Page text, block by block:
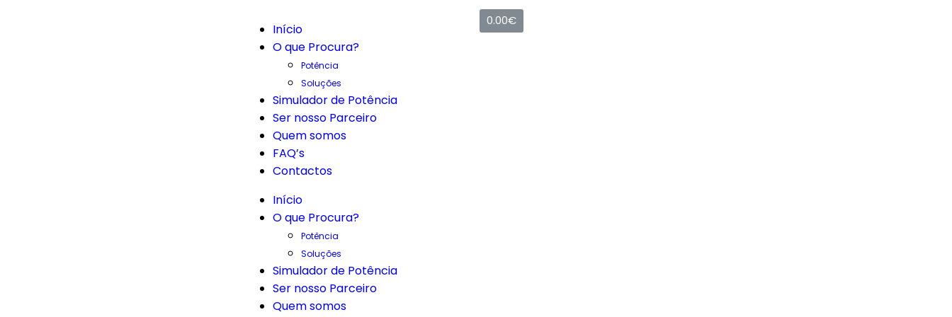
Início
O que Procura?
Potência
Soluções
Simulador de Potência
Ser nosso Parceiro
Quem somos
FAQ’s
Contactos
Início
O que Procura?
Potência
Soluções
Simulador de Potência
Ser nosso Parceiro
Quem somos
0.00€